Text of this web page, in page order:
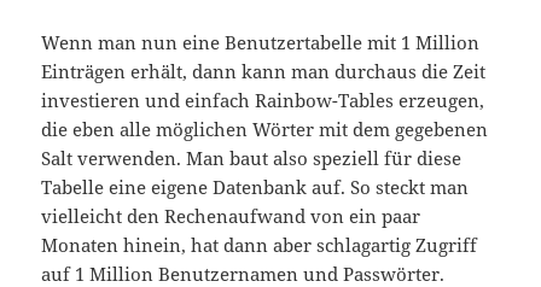
Wenn man nun eine Benutzertabelle mit 1 Million
Einträgen erhält, dann kann man durchaus die Zeit
investieren und einfach Rainbow-Tables erzeugen,
die eben alle möglichen Wörter mit dem gegebenen
Salt verwenden. Man baut also speziell für diese
Tabelle eine eigene Datenbank auf. So steckt man
vielleicht den Rechenaufwand von ein paar
Monaten hinein, hat dann aber schlagartig Zugriff
auf 1 Million Benutzernamen und Passwörter.